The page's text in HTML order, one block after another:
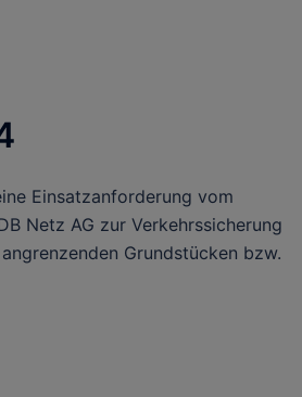
Einsatzanforderung vom
Netz AG zur Verkehrssicherung
Grundstücken bzw.